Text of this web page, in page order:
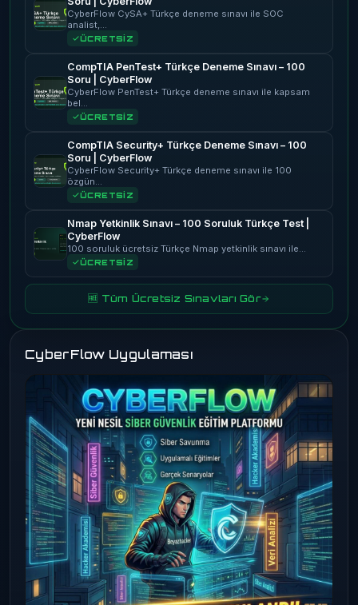
CyberFlow CySA+ Türkçe deneme sınavı ile SOC
analist,…
ÜCRETSİZ
CompTIA PenTest+ Türkçe Deneme Sınavı – 100
Soru | CyberFlow
CyberFlow PenTest+ Türkçe deneme sınavı ile kapsam
bel…
ÜCRETSİZ
CompTIA Security+ Türkçe Deneme Sınavı – 100
Soru | CyberFlow
CyberFlow Security+ Türkçe deneme sınavı ile 100
özgün…
ÜCRETSİZ
Nmap Yetkinlik Sınavı – 100 Soruluk Türkçe Test |
CyberFlow
100 soruluk ücretsiz Türkçe Nmap yetkinlik sınavı ile…
ÜCRETSİZ
🆓 Tüm Ücretsiz Sınavları Gör
CyberFlow Uygulaması